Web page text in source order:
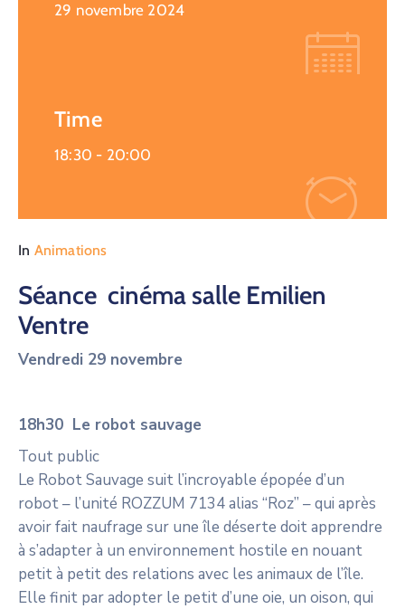
29 novembre 2024
Time
18:30 - 20:00
In Animations
Séance cinéma salle Emilien
Ventre
Vendredi 29 novembre
18h30 Le robot sauvage
Tout public
Le Robot Sauvage suit l’incroyable épopée d’un
robot – l’unité ROZZUM 7134 alias “Roz” – qui après
avoir fait naufrage sur une île déserte doit apprendre
à s’adapter à un environnement hostile en nouant
petit à petit des relations avec les animaux de l’île.
Elle finit par adopter le petit d’une oie, un oison, qui